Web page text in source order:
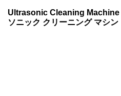
Ultrasonic Cleaning
ソニック クリーニング マシ